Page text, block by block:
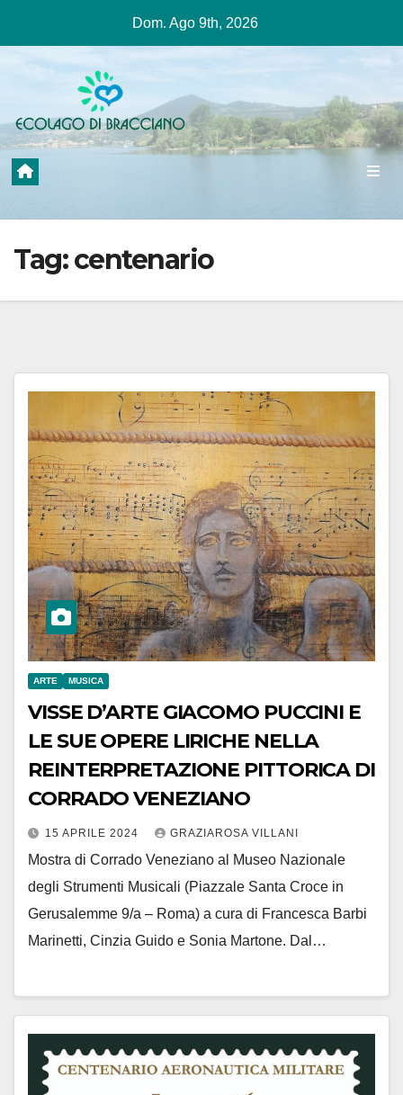
contenuto
Dom. Ago 9th, 2026
Tag:centenario
ARTE MUSICA
VISSE D’ARTE GIACOMO PUCCINI E
LE SUE OPERE LIRICHE NELLA
REINTERPRETAZIONE PITTORICA DI
CORRADO VENEZIANO
15 APRILE 2024 GRAZIAROSA VILLANI
Mostra di Corrado Veneziano al Museo Nazionale
degli Strumenti Musicali (Piazzale Santa Croce in
Gerusalemme 9/a – Roma) a cura di Francesca Barbi
Marinetti, Cinzia Guido e Sonia Martone. Dal…